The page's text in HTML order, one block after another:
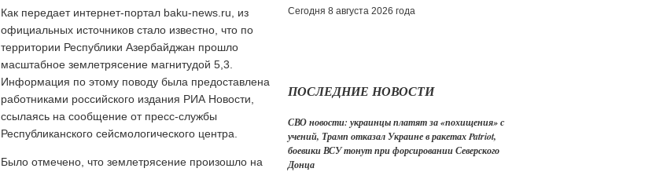
Как передает интернет-портал baku-news.ru, из
официальных источников стало известно, что по
территории Республики Азербайджан прошло
масштабное землетрясение магнитудой 5,3.
Информация по этому поводу была предоставлена
работниками российского издания РИА Новости,
ссылаясь на сообщение от пресс-службы
Республиканского сейсмологического центра.
Было отмечено, что землетрясение произошло на
Сегодня 8 августа 2026 года
ПОСЛЕДНИЕ НОВОСТИ
СВО новости: украинцы платят за «похищения» с
учений, Трамп отказал Украине в ракетах Patriot,
боевики ВСУ тонут при форсировании Северского
Донца